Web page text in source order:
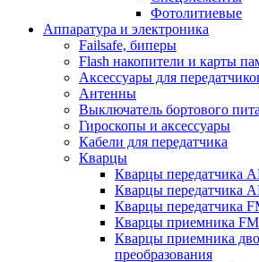
Фотолитиевые
Аппаратура и электроника
Failsafe, биперы
Flash накопители и карты
Аксессуары для
Антенны
Выключатель бортового
Гироскопы и аксессуары
Кабели для передатчика
Кварцы
Кварцы передатчика
Кварцы передатчика
Кварцы передатчика
Кварцы приемника FM
Кварцы приемника
преобразования